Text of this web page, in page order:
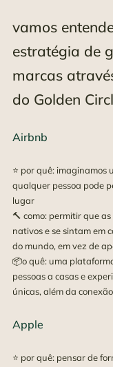
vamos
estratégia de
marcas
do Golden
Airbnb
⭐ por quê: imaginamos
qualquer pessoa pode
lugar
🔨 como: permitir que
nativos e se sintam em
do mundo, em vez de
📦o quê: uma
pessoas a casas e
únicas, além da
Apple
⭐ por quê: pensar de